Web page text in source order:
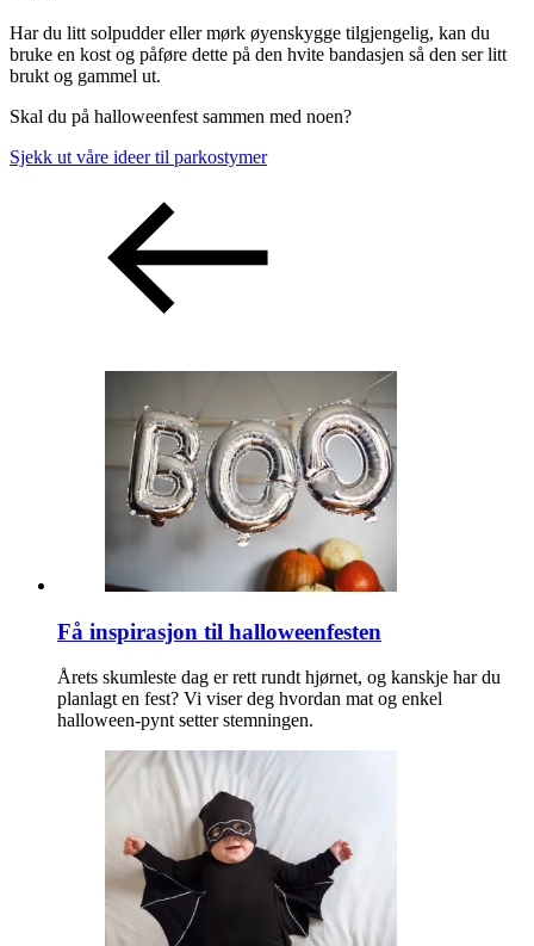
Har du litt solpudder eller mørk øyenskygge tilgjengelig, kan du
bruke en kost og påføre dette på den hvite bandasjen så den ser litt
brukt og gammel ut.
Skal du på halloweenfest sammen med noen?
Sjekk ut våre ideer til parkostymer
Få inspirasjon til halloweenfesten
Årets skumleste dag er rett rundt hjørnet, og kanskje har du
planlagt en fest? Vi viser deg hvordan mat og enkel
halloween-pynt setter stemningen.